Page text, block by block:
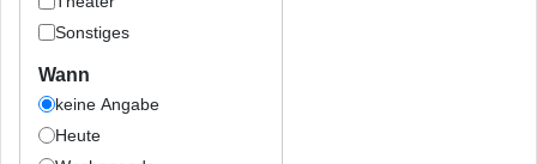
Sonstiges
Wann
keine Angabe
Heute